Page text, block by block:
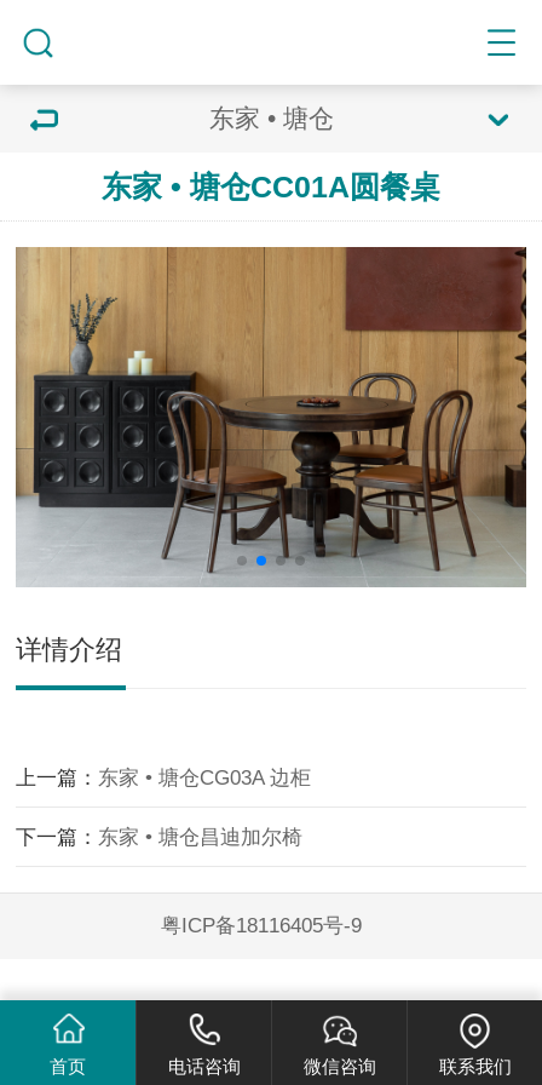
东家 • 塘仓
东家 • 塘仓CC01A圆餐桌
详情介绍
上一篇： 东家 • 塘仓CG03A 边柜
下一篇： 东家 • 塘仓昌迪加尔椅
粤ICP备18116405号-9
首页 电话咨询 微信咨询 联系我们